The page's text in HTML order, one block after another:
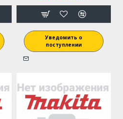
Уведомить о
поступлении